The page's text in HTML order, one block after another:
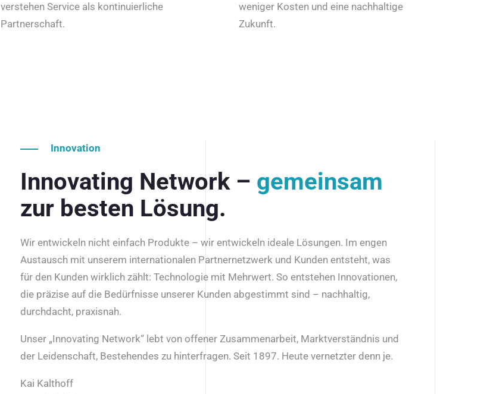
verstehen Service als kontinuierliche
Partnerschaft.
weniger Kosten und eine nachhaltige
Zukunft.
Innovation
Innovating Network – gemeinsam
zur besten Lösung.
Wir entwickeln nicht einfach Produkte – wir entwickeln ideale Lösungen. Im engen
Austausch mit unserem internationalen Partnernetzwerk und Kunden entsteht, was
für den Kunden wirklich zählt: Technologie mit Mehrwert. So entstehen Innovationen,
die präzise auf die Bedürfnisse unserer Kunden abgestimmt sind – nachhaltig,
durchdacht, praxisnah.
Unser „Innovating Network“ lebt von offener Zusammenarbeit, Marktverständnis und
der Leidenschaft, Bestehendes zu hinterfragen. Seit 1897. Heute vernetzter denn je.
Kai Kalthoff